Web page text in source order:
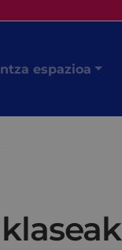
espazioa